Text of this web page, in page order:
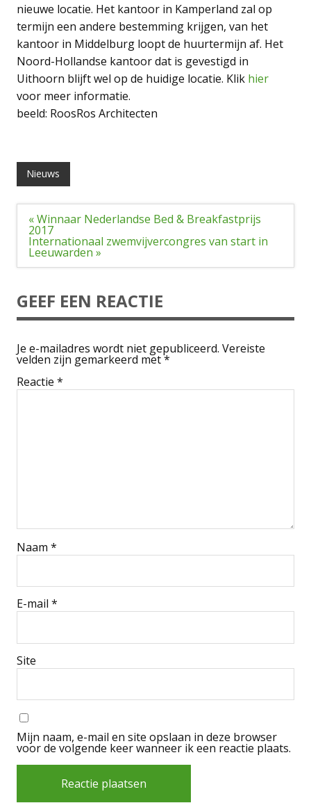
nieuwe locatie. Het kantoor in Kamperland zal op
termijn een andere bestemming krijgen, van het
kantoor in Middelburg loopt de huurtermijn af. Het
Noord-Hollandse kantoor dat is gevestigd in
Uithoorn blijft wel op de huidige locatie. Klik hier
voor meer informatie.
beeld: RoosRos Architecten
Nieuws
Bericht
navigatie
« Winnaar Nederlandse Bed & Breakfastprijs
2017
Internationaal zwemvijvercongres van start in
Leeuwarden »
GEEF EEN REACTIE
Je e-mailadres wordt niet gepubliceerd. Vereiste
velden zijn gemarkeerd met*
Reactie *
Naam *
E-mail *
Site
Mijn naam, e-mail en site opslaan in deze browser
voor de volgende keer wanneer ik een reactie plaats.